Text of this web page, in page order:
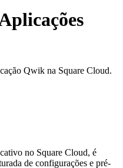
Qwik na Square Cloud.
no Square Cloud, é
de configurações e pré-